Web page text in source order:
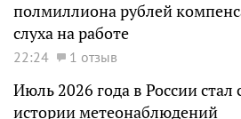
полмиллиона рублей
слуха на работе
22:24 1 отзыв
Июль 2026 года в России
истории метеонаблюдений